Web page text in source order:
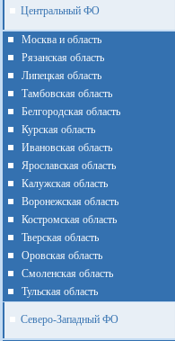
Центральный ФО
Москва и область
Рязанская область
Липецкая область
Тамбовская область
Белгородская область
Курская область
Ивановская область
Ярославская область
Калужская область
Воронежская область
Костромская область
Тверская область
Оровская область
Смоленская область
Тульская область
Северо-Западный ФО